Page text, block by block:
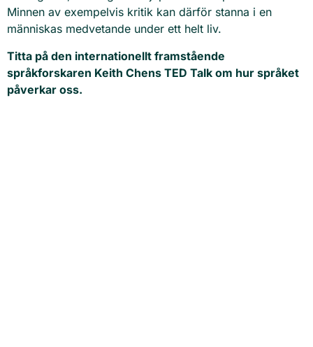
Minnen av exempelvis kritik kan därför stanna i en
människas medvetande under ett helt liv.
Titta på den internationellt framstående
språkforskaren Keith Chens TED Talk om hur språket
påverkar oss.